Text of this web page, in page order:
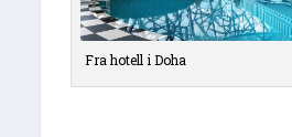
Fra hotell i Doha